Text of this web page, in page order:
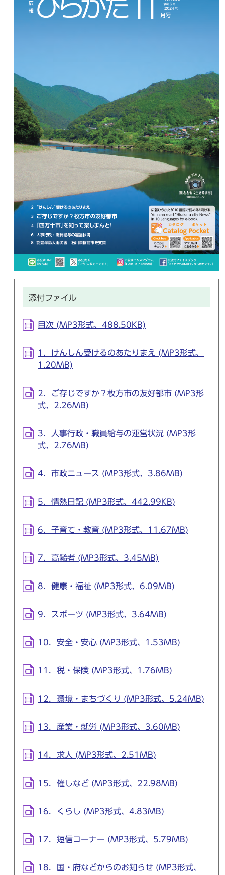
添付ファイル
目次 (MP3形式、488.50KB)
1．けんしん受けるのあたりまえ (MP3形式、
1.20MB)
2．ご存じですか？枚方市の友好都市 (MP3形
式、2.26MB)
3．人事行政・職員給与の運営状況 (MP3形
式、2.76MB)
4．市政ニュース (MP3形式、3.86MB)
5．情熱日記 (MP3形式、442.99KB)
6．子育て・教育 (MP3形式、11.67MB)
7．高齢者 (MP3形式、3.45MB)
8．健康・福祉 (MP3形式、6.09MB)
9．スポーツ (MP3形式、3.64MB)
10．安全・安心 (MP3形式、1.53MB)
11．税・保険 (MP3形式、1.76MB)
12．環境・まちづくり (MP3形式、5.24MB)
13．産業・就労 (MP3形式、3.60MB)
14．求人 (MP3形式、2.51MB)
15．催しなど (MP3形式、22.98MB)
16．くらし (MP3形式、4.83MB)
17．短信コーナー (MP3形式、5.79MB)
18．国・府などからのお知らせ (MP3形式、